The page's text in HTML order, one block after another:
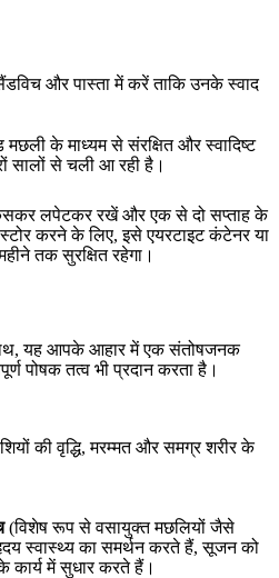
और पास्ता में करें ताकि उनके स्वाद
के माध्यम से संरक्षित और स्वादिष्ट
सालों से चली आ रही है।
लपेटकर रखें और एक से दो सप्ताह के
करने के लिए, इसे एयरटाइट कंटेनर या
तक सुरक्षित रहेगा।
यह आपके आहार में एक संतोषजनक
पोषक तत्व भी प्रदान करता है।
की वृद्धि, मरम्मत और समग्र शरीर के
(विशेष रूप से वसायुक्त मछलियों जैसे
स्वास्थ्य का समर्थन करते हैं, सूजन को
में सुधार करते हैं।